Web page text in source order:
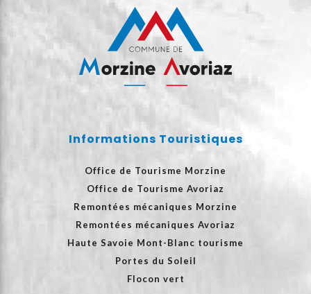
Informations Touristiques
Office de Tourisme Morzine
Office de Tourisme Avoriaz
Remontées mécaniques Morzine
Remontées mécaniques Avoriaz
Haute Savoie Mont-Blanc tourisme
Portes du Soleil
Flocon vert